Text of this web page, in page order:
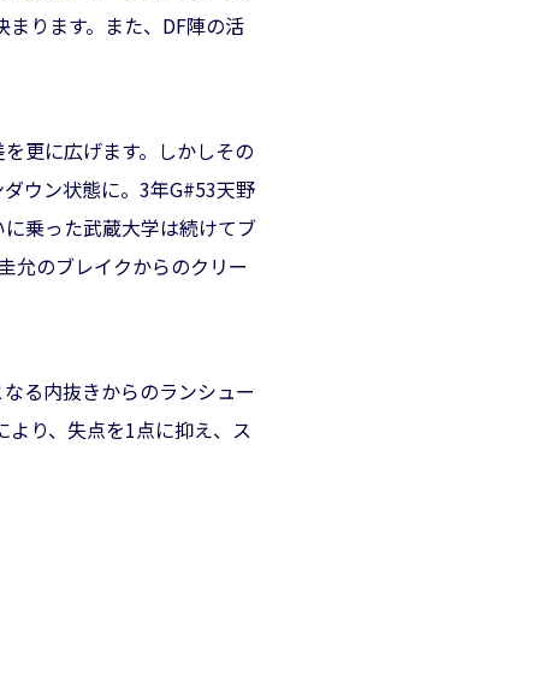
ります。また、DF陣の活
更に広げます。しかしその
ウン状態に。3年G#53天野
乗った武蔵大学は続けてブ
允のブレイクからのクリー
る内抜きからのランシュー
り、失点を1点に抑え、ス